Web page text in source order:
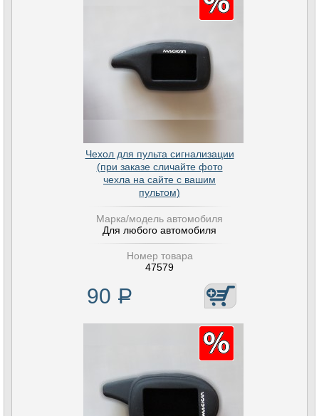
Чехол для пульта сигнализации
(при заказе сличайте фото
чехла на сайте с вашим
пультом)
Марка/модель автомобиля
Для любого автомобиля
Номер товара
47579
90 Р